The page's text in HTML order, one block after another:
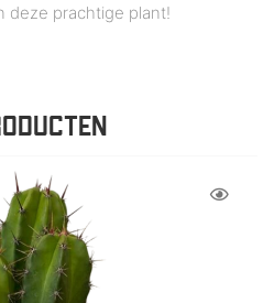
deze prachtige plant!